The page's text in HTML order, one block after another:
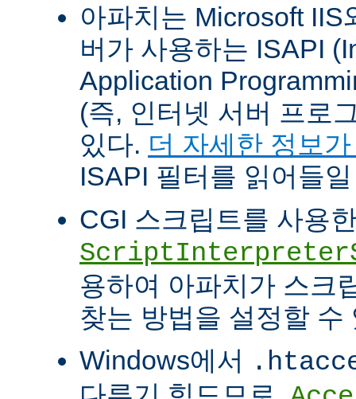
아파치는 Microsoft
버가 사용하는 ISAPI
Application
(즉, 인터넷 서버 프로
있다. 더 자세한 정보
ISAPI 필터를 읽어들
CGI 스크립트를 사용
용하여 아파치가 스크
찾는 방법을 설정할 수
Windows에서